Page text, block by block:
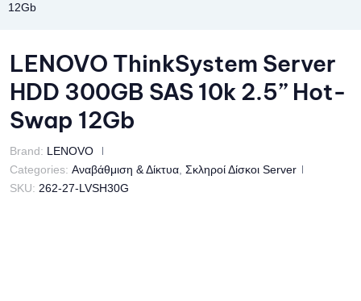
12Gb
LENOVO ThinkSystem Server
HDD 300GB SAS 10k 2.5” Hot-
Swap 12Gb
Brand: LENOVO
Categories: Αναβάθμιση & Δίκτυα Σκληροί Δίσκοι Server
SKU: 262-27-LVSH30G